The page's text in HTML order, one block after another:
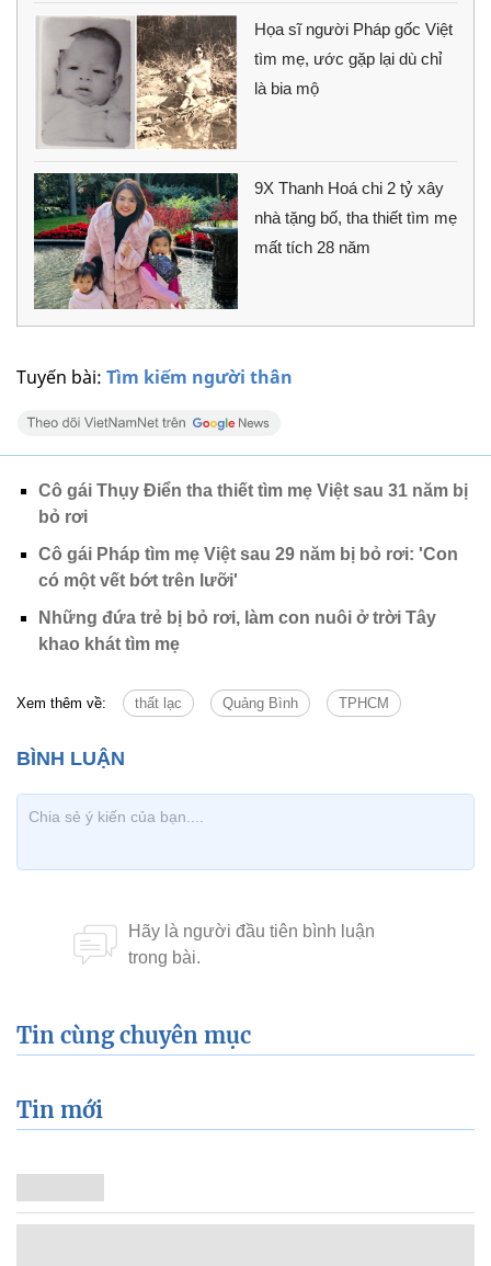
Tuyến bài: Tìm kiếm người thân
Họa sĩ người Pháp gốc Việt
tìm mẹ, ước gặp lại dù chỉ
là bia mộ
9X Thanh Hoá chi 2 tỷ xây
nhà tặng bố, tha thiết tìm mẹ
mất tích 28 năm
Cô gái Thụy Điển tha thiết tìm mẹ Việt sau 31 năm bị
bỏ rơi
Cô gái Pháp tìm mẹ Việt sau 29 năm bị bỏ rơi: 'Con
có một vết bớt trên lưỡi'
Những đứa trẻ bị bỏ rơi, làm con nuôi ở trời Tây
khao khát tìm mẹ
Xem thêm về: thất lạc Quảng Bình TPHCM
Tin cùng chuyên mục
Tin mới